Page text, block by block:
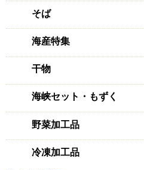
そば
海産特集
干物
海峡セット・もずく
野菜加工品
冷凍加工品